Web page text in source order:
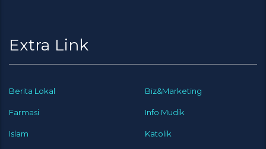
Extra Link
Berita Lokal Biz&Marketing
Farmasi Info Mudik
Islam Katolik